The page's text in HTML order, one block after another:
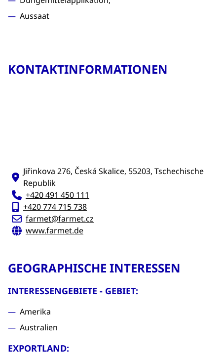
Aussaat
KONTAKTINFORMATIONEN
Jiřinkova 276, Česká Skalice, 55203, Tschechische
Republik
+420 491 450 111
+420 774 715 738
farmet@farmet.cz
www.farmet.de
GEOGRAPHISCHE INTERESSEN
INTERESSENGEBIETE - GEBIET:
Amerika
Australien
EXPORTLAND: